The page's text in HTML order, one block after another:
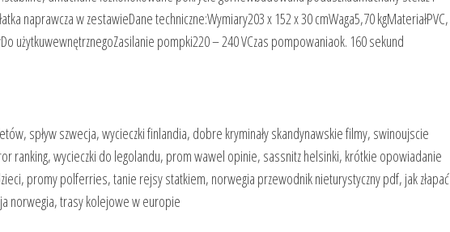
naprawcza w zestawieDane techniczne:Wymiary203 x 152 x 30 cmWaga5,70 kgMateriałPVC,
użytkuwewnętrznegoZasilanie pompki220 – 240 VCzas pompowaniaok. 160 sekund
spływ szwecja, wycieczki finlandia, dobre kryminały skandynawskie filmy, swinoujscie
ranking, wycieczki do legolandu, prom wawel opinie, sassnitz helsinki, krótkie opowiadanie
promy polferries, tanie rejsy statkiem, norwegia przewodnik nieturystyczny pdf, jak złapać
norwegia, trasy kolejowe w europie